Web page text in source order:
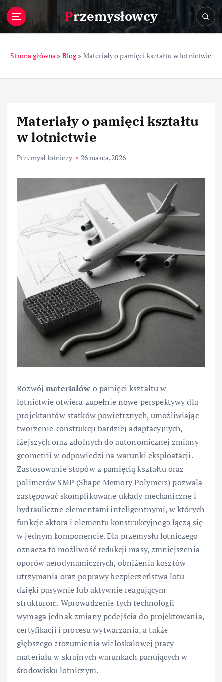
Przemysłowcy
Strona główna » Blog» Materiały o pamięci kształtu w lotnictwie
Materiały o pamięci kształtu
w lotnictwie
Przemysł lotniczy 26 marca, 2026
Rozwójmateriałów o pamięci kształtu w
lotnictwie otwiera zupełnie nowe perspektywy dla
projektantów statków powietrznych, umożliwiając
tworzenie konstrukcji bardziej adaptacyjnych,
lżejszych oraz zdolnych do autonomicznej zmiany
geometrii w odpowiedzi na warunki eksploatacji.
Zastosowanie stopów z pamięcią kształtu oraz
polimerów SMP (Shape Memory Polymers) pozwala
zastępować skomplikowane układy mechaniczne i
hydrauliczne elementami inteligentnymi, w których
funkcje aktora i elementu konstrukcyjnego łączą się
w jednym komponencie. Dla przemysłu lotniczego
oznacza to możliwość redukcji masy, zmniejszenia
oporów aerodynamicznych, obniżenia kosztów
utrzymania oraz poprawy bezpieczeństwa lotu
dzięki pasywnie lub aktywnie reagującym
strukturom. Wprowadzenie tych technologii
wymaga jednak zmiany podejścia do projektowania,
certyfikacji i procesu wytwarzania, a także
głębszego zrozumienia wieloskalowej pracy
materiału w skrajnych warunkach panujących w
środowisku lotniczym.